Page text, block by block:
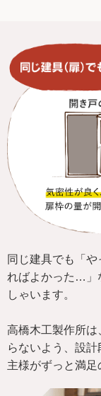
同じ建具でも「
ればよかった…」
しゃいます。
高橋木工製作所は
らないよう、設
主様がずっと満足